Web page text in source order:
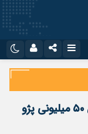
تاثیر مکانیسم ماشه در بازار خودرو؛ جهش ۵۰ میلیونی پژو